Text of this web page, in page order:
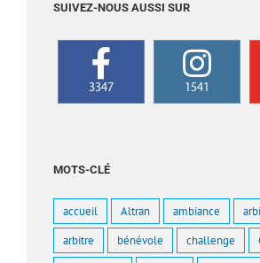
SUIVEZ-NOUS AUSSI SUR
3347 1541
MOTS-CLÉ
accueil Altran ambiance
arbitre bénévole challenge